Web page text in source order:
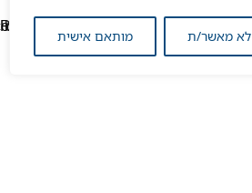
מותאם אישית לא מאשר/ת